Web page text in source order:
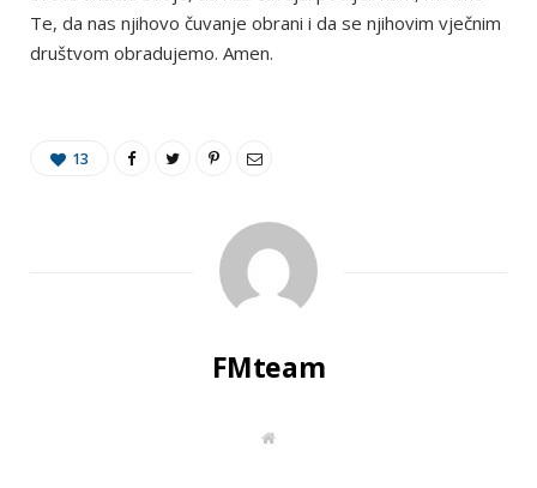
Te, da nas njihovo čuvanje obrani i da se njihovim vječnim
društvom obradujemo. Amen.
13
FMteam
W